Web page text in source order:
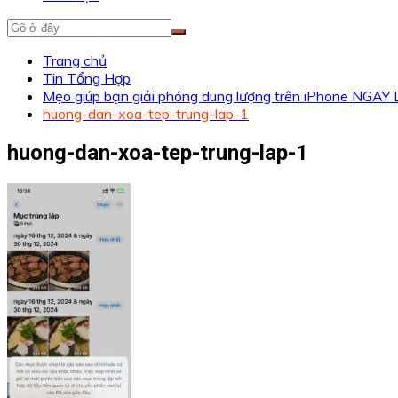
Trang chủ
Tin Tổng Hợp
Mẹo giúp bạn giải phóng dung lượng trên iPhone NGAY
huong-dan-xoa-tep-trung-lap-1
huong-dan-xoa-tep-trung-lap-1